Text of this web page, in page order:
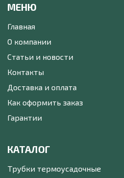
МЕНЮ
Главная
О компании
Статьи и новости
Контакты
Доставка и оплата
Как оформить заказ
Гарантии
КАТАЛОГ
Трубки термоусадочные